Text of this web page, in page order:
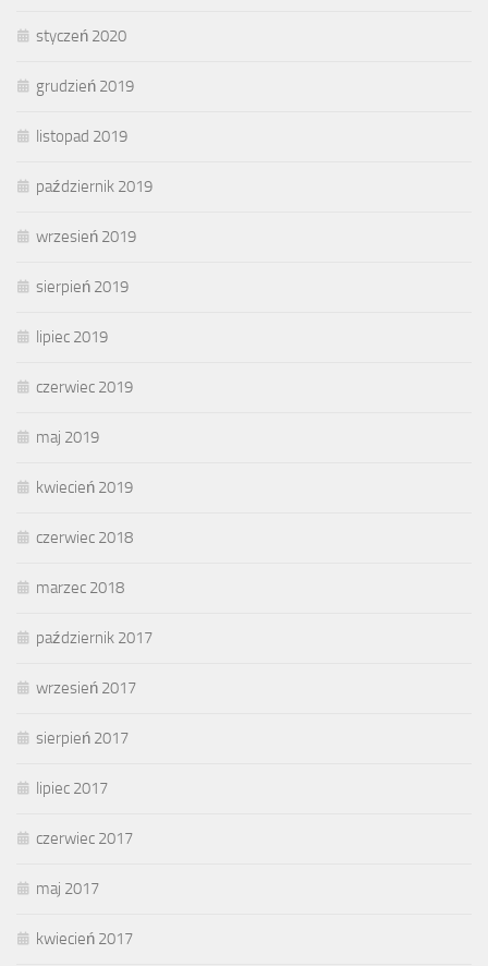
styczeń 2020
grudzień 2019
listopad 2019
październik 2019
wrzesień 2019
sierpień 2019
lipiec 2019
czerwiec 2019
maj 2019
kwiecień 2019
czerwiec 2018
marzec 2018
październik 2017
wrzesień 2017
sierpień 2017
lipiec 2017
czerwiec 2017
maj 2017
kwiecień 2017